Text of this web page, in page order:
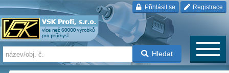
Přihlásit se Registrace
Hledat